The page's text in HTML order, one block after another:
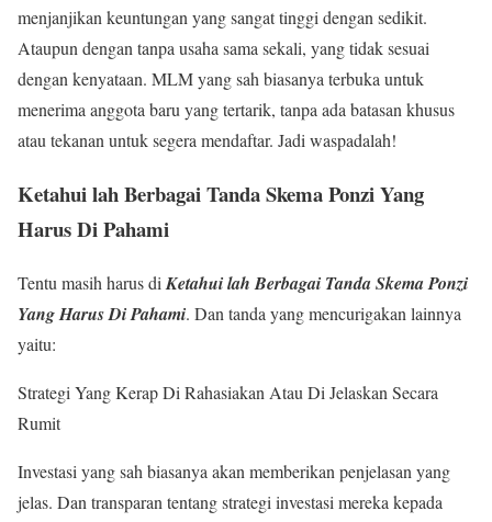
menjanjikan keuntungan yang sangat tinggi dengan sedikit.
Ataupun dengan tanpa usaha sama sekali, yang tidak sesuai
dengan kenyataan. MLM yang sah biasanya terbuka untuk
menerima anggota baru yang tertarik, tanpa ada batasan khusus
atau tekanan untuk segera mendaftar. Jadi waspadalah!
Ketahui lah Berbagai Tanda Skema Ponzi Yang
Harus Di Pahami
Tentu masih harus di Ketahui lah Berbagai Tanda Skema Ponzi
Yang Harus Di Pahami. Dan tanda yang mencurigakan lainnya
yaitu:
Strategi Yang Kerap Di Rahasiakan Atau Di Jelaskan Secara
Rumit
Investasi yang sah biasanya akan memberikan penjelasan yang
jelas. Dan transparan tentang strategi investasi mereka kepada